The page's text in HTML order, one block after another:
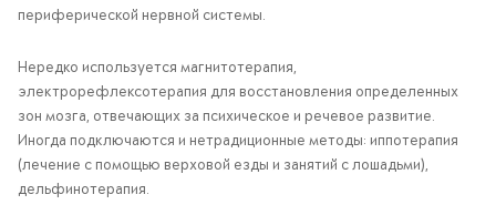
периферической нервной системы.
Нередко используется магнитотерапия,
электрорефлексотерапия для восстановления определенных
зон мозга, отвечающих за психическое и речевое развитие.
Иногда подключаются и нетрадиционные методы: иппотерапия
(лечение с помощью верховой езды и занятий с лошадьми),
дельфинотерапия.